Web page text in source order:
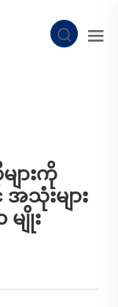
ားကို
သုံးများ
ျိုး